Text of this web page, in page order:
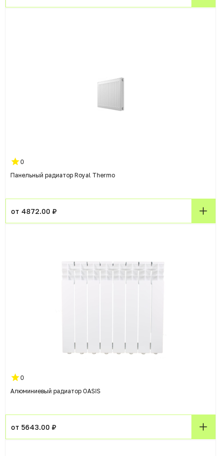
0
Панельный радиатор Royal Thermo
от 4872.00 ₽
0
Алюминиевый радиатор OASIS
от 5643.00 ₽